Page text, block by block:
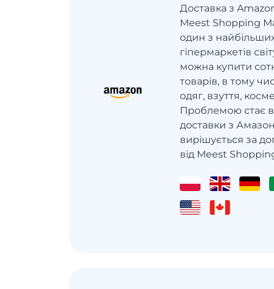
Доставка з
Meest Shopping
один з
гіпермаркетів
можна купити
товарів, в тому
одяг, взуття,
Проблемою стає
доставки з
вирішується за
від Meest